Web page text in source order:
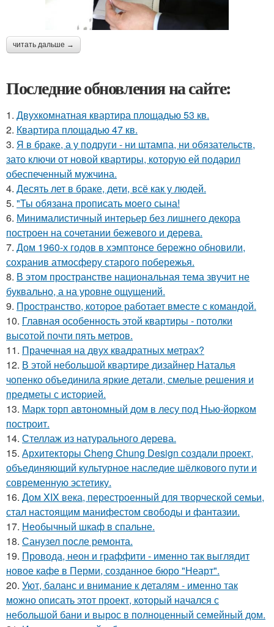
читать дальше →
Последние обновления на сайте:
1. Двухкомнатная квартира площадью 53 кв.
2. Квартира площадью 47 кв.
3. Я в браке, а у подруги - ни штампа, ни обязательств,
зато ключи от новой квартиры, которую ей подарил
обеспеченный мужчина.
4. Десять лет в браке, дети, всё как у людей.
5. "Ты обязана прописать моего сына!
6. Минималистичный интерьер без лишнего декора
построен на сочетании бежевого и дерева.
7. Дом 1960-х годов в хэмптонсе бережно обновили,
сохранив атмосферу старого побережья.
8. В этом пространстве национальная тема звучит не
буквально, а на уровне ощущений.
9. Пространство, которое работает вместе с командой.
10. Главная особенность этой квартиры - потолки
высотой почти пять метров.
11. Прачечная на двух квадратных метрах?
12. В этой небольшой квартире дизайнер Наталья
чопенко объединила яркие детали, смелые решения и
предметы с историей.
13. Марк торп автономный дом в лесу под Нью-йорком
построит.
14. Стеллаж из натурального дерева.
15. Архитекторы Cheng Chung Design создали проект,
объединяющий культурное наследие шёлкового пути и
современную эстетику.
16. Дом XIX века, перестроенный для творческой семьи,
стал настоящим манифестом свободы и фантазии.
17. Необычный шкаф в спальне.
18. Санузел после ремонта.
19. Провода, неон и граффити - именно так выглядит
новое кафе в Перми, созданное бюро "Неарт".
20. Уют, баланс и внимание к деталям - именно так
можно описать этот проект, который начался с
небольшой бани и вырос в полноценный семейный дом.